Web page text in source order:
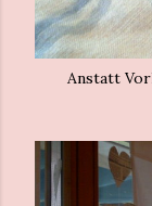
Anstatt